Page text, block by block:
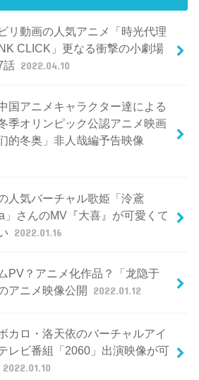
リ動画の人気アニメ「時光代理
CLICK」更なる衝撃の小劇場
話 2022.04.10
国アニメキャラクター達による
季オリンピック公認アニメ映画
的冬奥」非人哉編予告映像
人気バーチャル歌姫「泠鳶
」さんのMV『大喜』が可愛くて
2022.01.16
PV？アニメ化作品？「龙隐于
アニメ映像公開 2022.01.12
カロ・洛天依のバーチャルアイ
レビ番組「2060」出演映像が可
2022.01.10